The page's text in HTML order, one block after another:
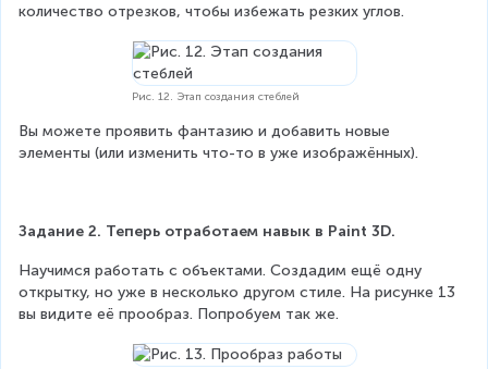
количество отрезков, чтобы избежать резких углов.
Рис. 12. Этап создания стеблей
Вы можете проявить фантазию и добавить новые
элементы (или изменить что-то в уже изображённых).
Задание 2. Теперь отработаем навык в Paint 3D.
Научимся работать с объектами. Создадим ещё одну
открытку, но уже в несколько другом стиле. На рисунке 13
вы видите её прообраз. Попробуем так же.